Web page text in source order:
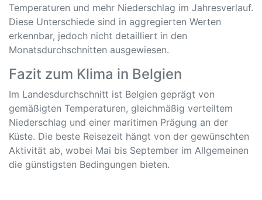
Temperaturen und mehr Niederschlag im Jahresverlauf.
Diese Unterschiede sind in aggregierten Werten
erkennbar, jedoch nicht detailliert in den
Monatsdurchschnitten ausgewiesen.
Fazit zum Klima in Belgien
Im Landesdurchschnitt ist Belgien geprägt von
gemäßigten Temperaturen, gleichmäßig verteiltem
Niederschlag und einer maritimen Prägung an der
Küste. Die beste Reisezeit hängt von der gewünschten
Aktivität ab, wobei Mai bis September im Allgemeinen
die günstigsten Bedingungen bieten.